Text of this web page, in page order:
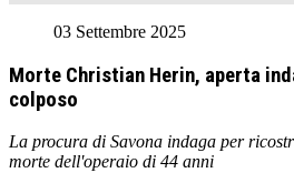
03 Settembre 2025
Morte Christian Herin, aperta
colposo
La procura di Savona indaga per
morte dell'operaio di 44 anni